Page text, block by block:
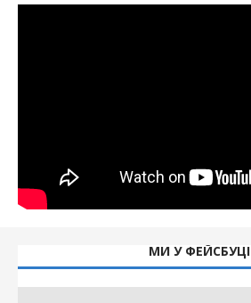
МИ У ФЕЙСБУЦІ